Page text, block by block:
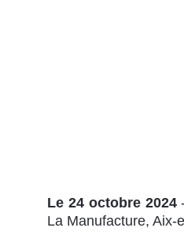
Le 24 octobre 2024-
La Manufacture, Aix-